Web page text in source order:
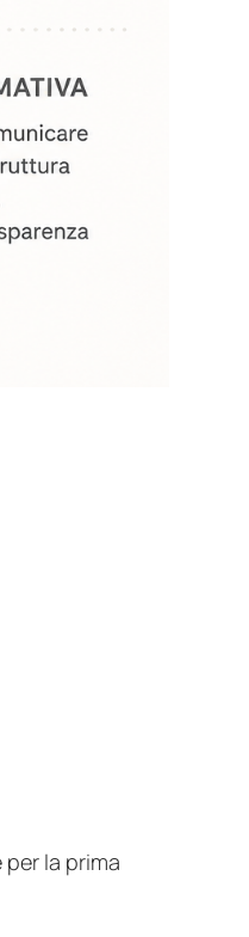
la prima